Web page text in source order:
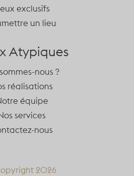
exclusifs
un lieu
Atypiques
nous ?
réalisations
équipe
services
nous
2026